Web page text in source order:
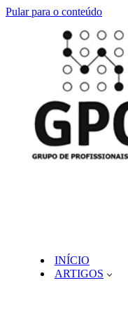
Pular para o conteúdo
INÍCIO
ARTIGOS